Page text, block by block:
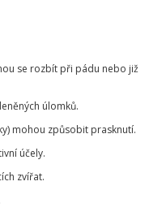
se rozbít při pádu nebo již
úlomků.
mohou způsobit prasknutí.
účely.
zvířat.